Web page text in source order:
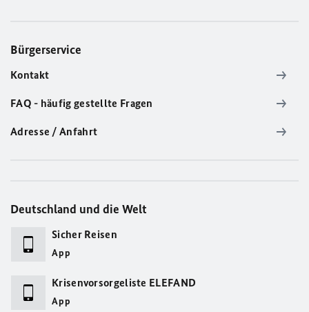
Bürgerservice
Kontakt
FAQ - häufig gestellte Fragen
Adresse / Anfahrt
Deutschland und die Welt
Sicher Reisen
App
Krisenvorsorgeliste ELEFAND
App